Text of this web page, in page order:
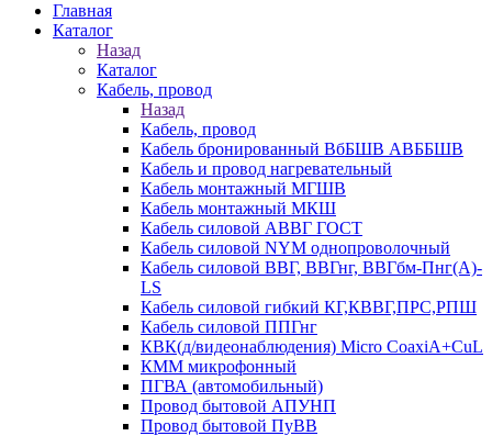
Главная
Каталог
Назад
Каталог
Кабель, провод
Назад
Кабель, провод
Кабель бронированный ВбБШВ АВББШВ
Кабель и провод нагревательный
Кабель монтажный МГШВ
Кабель монтажный МКШ
Кабель силовой АВВГ ГОСТ
Кабель силовой NYM однопроволочный
Кабель силовой ВВГ, ВВГнг, ВВГбм-Пнг(А)-
LS
Кабель силовой гибкий КГ,КВВГ,ПРС,РПШ
Кабель силовой ППГнг
КВК(д/видеонаблюдения) Micro CoaxiA+CuL
КММ микрофонный
ПГВА (автомобильный)
Провод бытовой АПУНП
Провод бытовой ПуВВ